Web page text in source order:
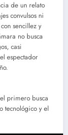
de un relato
convulsos ni
sencillez y
no busca
casi
espectador
primero busca
tecnológico y el